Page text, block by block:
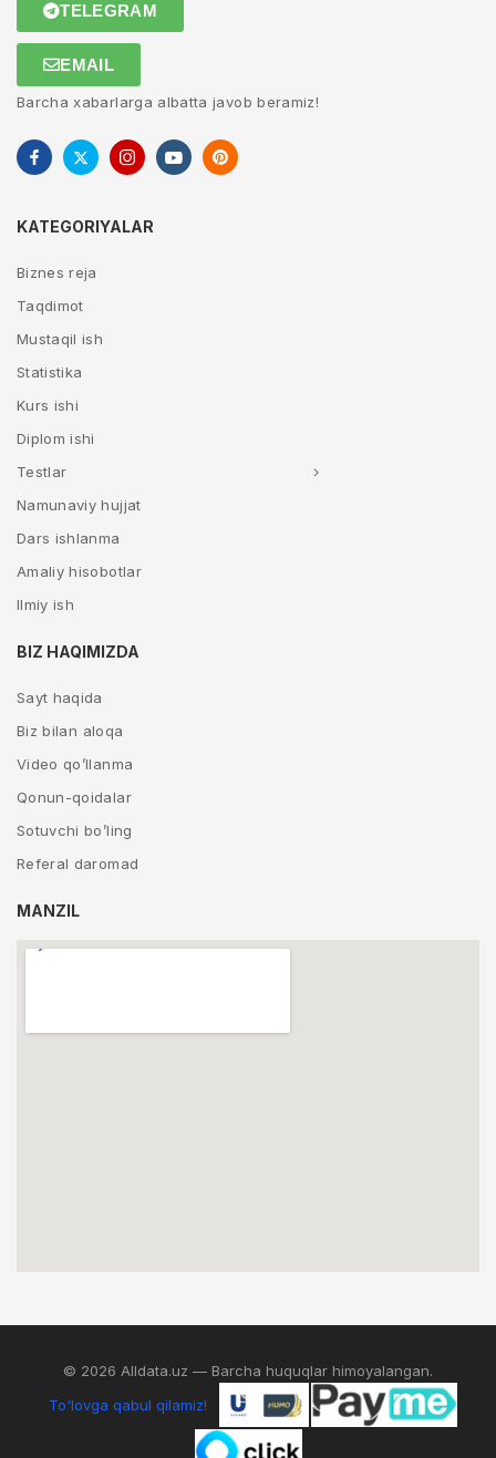
TELEGRAM
EMAIL
Barcha xabarlarga albatta javob beramiz!
KATEGORIYALAR
Biznes reja
Taqdimot
Mustaqil ish
Statistika
Kurs ishi
Diplom ishi
Testlar
Namunaviy hujjat
Dars ishlanma
Amaliy hisobotlar
Ilmiy ish
BIZ HAQIMIZDA
Sayt haqida
Biz bilan aloqa
Video qo’llanma
Qonun-qoidalar
Sotuvchi bo’ling
Referal daromad
MANZIL
© 2026 Alldata.uz — Barcha huquqlar himoyalangan.
To'lovga qabul qilamiz!